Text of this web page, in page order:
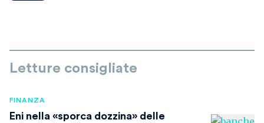
Letture consigliate
FINANZA
Eni nella «sporca dozzina» delle